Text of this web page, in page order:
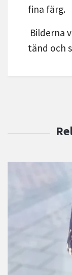
fina färg.
Bilderna
tänd och